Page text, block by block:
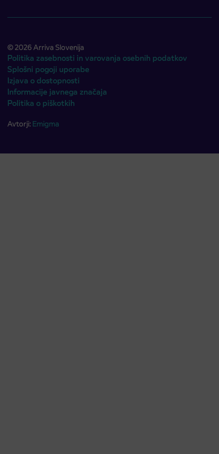
© 2026 Arriva Slovenija
Politika zasebnosti in varovanja osebnih podatkov
Splošni pogoji uporabe
Izjava o dostopnosti
Informacije javnega značaja
Politika o piškotkih
Avtorji: Emigma